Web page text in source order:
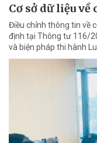
Cơ sở dữ liệu về
Điều chỉnh thông tin về
định tại Thông tư 116/
và biện pháp thi hành